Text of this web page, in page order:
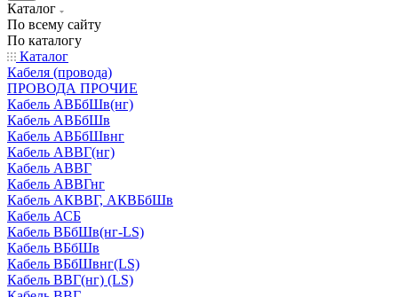
Каталог
По всему сайту
По каталогу
Каталог
Кабеля (провода)
ПРОВОДА ПРОЧИЕ
Кабель АВБбШв(нг)
Кабель АВБбШв
Кабель АВБбШвнг
Кабель АВВГ(нг)
Кабель АВВГ
Кабель АВВГнг
Кабель АКВВГ, АКВБбШв
Кабель АСБ
Кабель ВБбШв(нг-LS)
Кабель ВБбШв
Кабель ВБбШвнг(LS)
Кабель ВВГ(нг) (LS)